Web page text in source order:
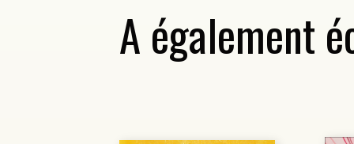
A également